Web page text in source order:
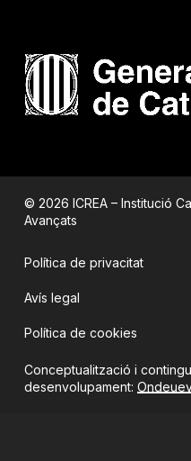
© 2026 ICREA – Institució
Avançats
Política de privacitat
Avís legal
Política de cookies
Conceptualització i
desenvolupament: